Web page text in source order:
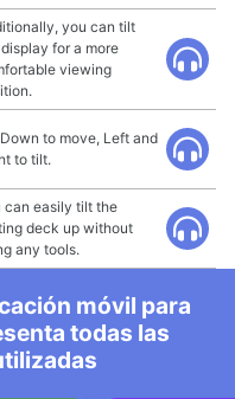
you can tilt
for a more
viewing
to move, Left and
to tilt.
can easily tilt the
deck up without
any tools.
móvil para
todas las